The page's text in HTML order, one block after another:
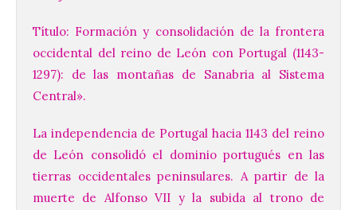
Título: Formación y consolidación de la frontera
occidental del reino de León con Portugal (1143-
1297): de las montañas de Sanabria al Sistema
Central».
La independencia de Portugal hacia 1143 del reino
de León consolidó el dominio portugués en las
tierras occidentales peninsulares. A partir de la
muerte de Alfonso VII y la subida al trono de